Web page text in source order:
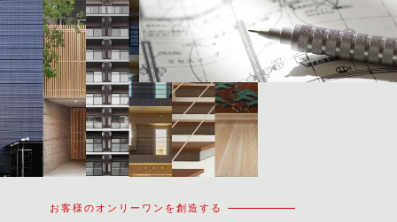
お客様のオンリーワンを創造する